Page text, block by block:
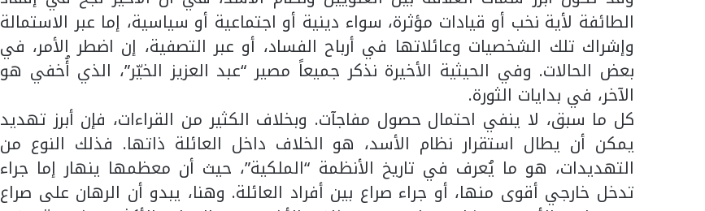
الطائفة لأية نخب أو قيادات مؤثرة، سواء دينية أو اجتماعية أو سياسية، إما عبر الاستمالة
وإشراك تلك الشخصيات وعائلاتها في أرباح الفساد، أو عبر التصفية، إن اضطر الأمر، في
بعض الحالات. وفي الحيثية الأخيرة نذكر جميعاً مصير “عبد العزيز الخيّر”، الذي أُخفي هو
الآخر، في بدايات الثورة.
كل ما سبق، لا ينفي احتمال حصول مفاجآت. وبخلاف الكثير من القراءات، فإن أبرز تهديد
يمكن أن يطال استقرار نظام الأسد، هو الخلاف داخل العائلة ذاتها. فذلك النوع من
التهديدات، هو ما يُعرف في تاريخ الأنظمة “الملكية”، حيث أن معظمها ينهار إما جراء
تدخل خارجي أقوى منها، أو جراء صراع بين أفراد العائلة. وهنا، يبدو أن الرهان على صراع